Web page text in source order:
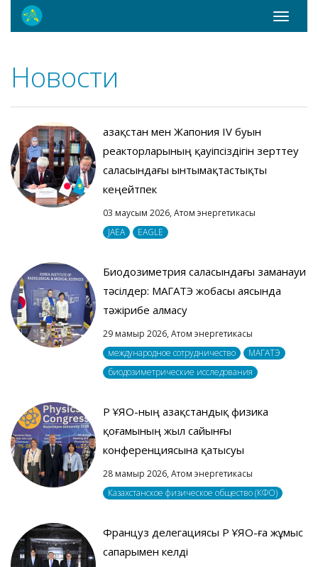
Toggle
Новости
Қазақстан мен Жапония IV буын
реакторларының қауіпсіздігін зерттеу
саласындағы ынтымақтастықты
кеңейтпек
03 маусым 2026, Атом энергетикасы
JAEA
EAGLE
Биодозиметрия саласындағы заманауи
тәсілдер: МАГАТЭ жобасы аясында
тәжірибе алмасу
29 мамыр 2026, Атом энергетикасы
международное сотрудничество
МАГАТЭ
биодозиметрические исследования
ҚР ҰЯО-ның Қазақстандық физика
қоғамының жыл сайынғы
конференциясына қатысуы
28 мамыр 2026, Атом энергетикасы
Казахстанское физическое общество (КФО)
Француз делегациясы ҚР ҰЯО-ға жұмыс
сапарымен келді